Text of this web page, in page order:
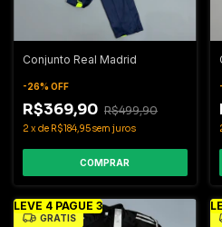
Conjunto Real Madrid
-26% OFF
R$369,90 R$499,90
2 xde R$184,95sem juros
COMPRAR
-
LEVE 4 PAGUE 3
GRÁTIS